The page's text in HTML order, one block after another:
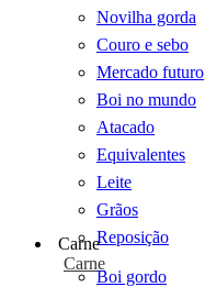
Novilha gorda
Couro e sebo
Mercado futuro
Boi no mundo
Atacado
Equivalentes
Leite
Grãos
Reposição
Carne
Carne
Boi gordo